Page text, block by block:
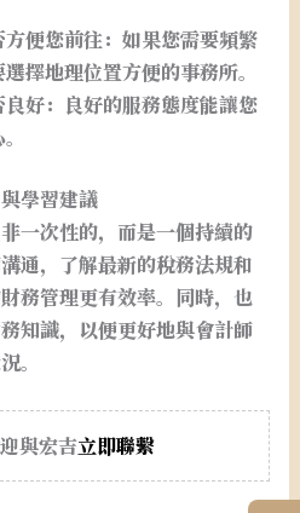
便您前往： 如果您需要頻繁
擇地理位置方便的事務所。
好： 良好的服務態度能讓您
學習建議
一次性的，而是一個持續的
通，了解最新的稅務法規和
務管理更有效率。同時，也
知識，以便更好地與會計師
。
與宏吉立即聯繫